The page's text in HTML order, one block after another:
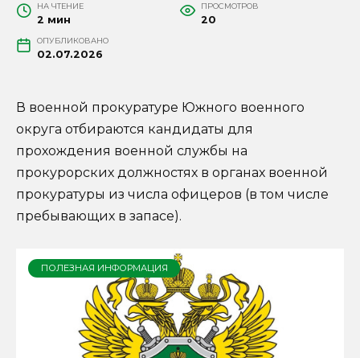
НА ЧТЕНИЕ
2 мин
ПРОСМОТРОВ
20
ОПУБЛИКОВАНО
02.07.2026
В военной прокуратуре Южного военного
округа отбираются кандидаты для
прохождения военной службы на
прокурорских должностях в органах военной
прокуратуры из числа офицеров (в том числе
пребывающих в запасе).
ПОЛЕЗНАЯ ИНФОРМАЦИЯ